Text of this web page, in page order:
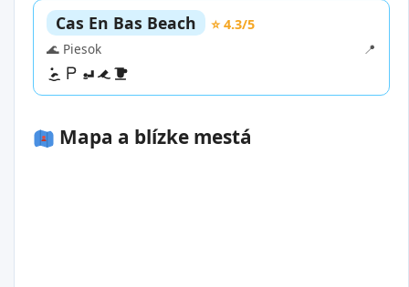
Cas En Bas Beach
⭐ 4.3/5
🌊 Piesok
📍
Mapa a blízke mestá